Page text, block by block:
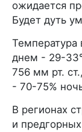
ожидается
Будет дуть
Температура
днем - 29-
756 мм рт.
- 70-75%
В регионах
и